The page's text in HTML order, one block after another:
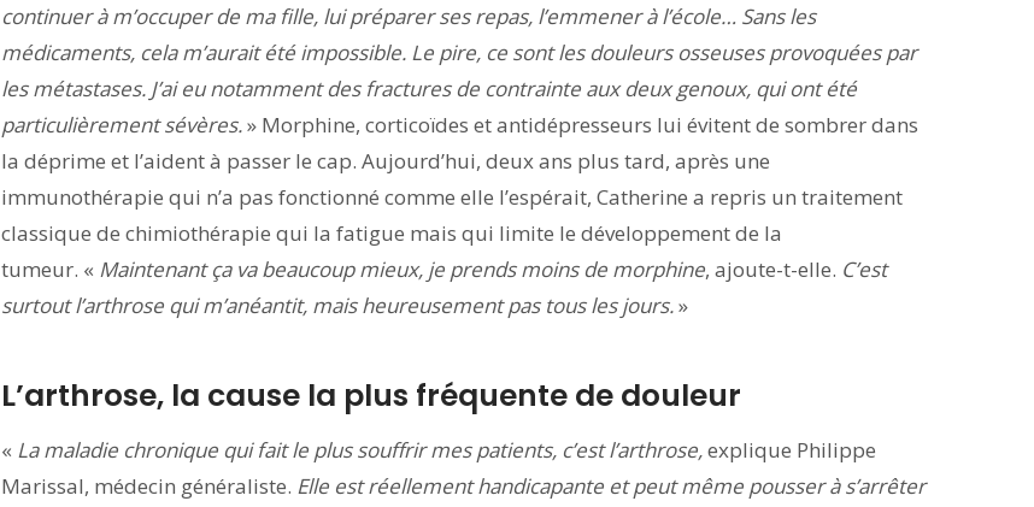
continuer à m’occuper de ma fille, lui préparer ses repas, l’emmener à l’école… Sans les
médicaments, cela m’aurait été impossible. Le pire, ce sont les douleurs osseuses provoquées par
les métastases. J’ai eu notamment des fractures de contrainte aux deux genoux, qui ont été
particulièrement sévères.» Morphine, corticoïdes et antidépresseurs lui évitent de sombrer dans
la déprime et l’aident à passer le cap. Aujourd’hui, deux ans plus tard, après une
immunothérapie qui n’a pas fonctionné comme elle l’espérait, Catherine a repris un traitement
classique de chimiothérapie qui la fatigue mais qui limite le développement de la
tumeur. « Maintenant ça va beaucoup mieux, je prends moins de morphine, ajoute-t-elle. C’est
surtout l’arthrose qui m’anéantit, mais heureusement pas tous les jours.»
L’arthrose, la cause la plus fréquente de douleur
« La maladie chronique qui fait le plus souffrir mes patients, c’est l’arthrose,explique Philippe
Marissal, médecin généraliste. Elle est réellement handicapante et peut même pousser à s’arrêter